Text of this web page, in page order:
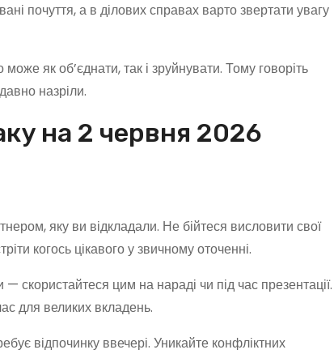
почуття, а в ділових справах варто звертати увагу
як об’єднати, так і зруйнувати. Тому говоріть
назріли.
на 2 червня 2026
яку ви відкладали. Не бійтеся висловити свої
когось цікавого у звичному оточенні.
цим на нараді чи під час презентації.
для великих вкладень.
відпочинку ввечері. Уникайте конфліктних